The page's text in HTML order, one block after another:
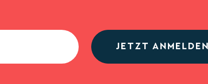
JETZT ANMELDEN